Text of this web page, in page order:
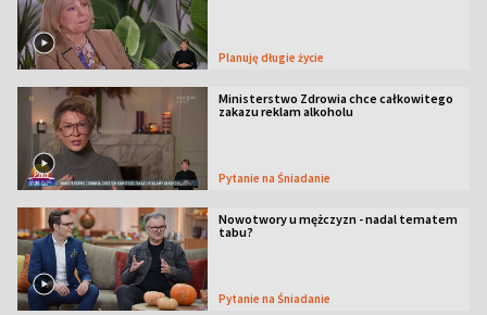
Planuję długie życie
Ministerstwo Zdrowia chce całkowitego
zakazu reklam alkoholu
Pytanie na Śniadanie
Nowotwory u mężczyzn - nadal tematem
tabu?
Pytanie na Śniadanie